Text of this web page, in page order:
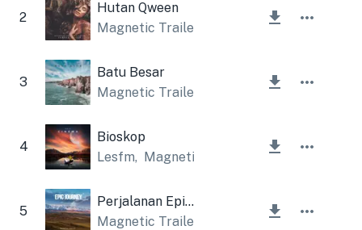
2
Hutan Qween
Magnetic Trailer
3
Batu Besar
Magnetic Trailer
4
Bioskop
Lesfm, Magnetic Trailer
5
Perjalanan Epik yang Menginspirasi
Magnetic Trailer